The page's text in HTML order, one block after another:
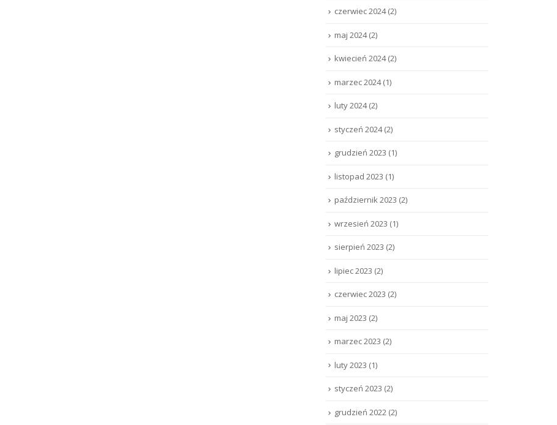
czerwiec 2024(2)
maj 2024(2)
kwiecień 2024(2)
marzec 2024(1)
luty 2024(2)
styczeń 2024(2)
grudzień 2023 (1)
listopad 2023 (1)
październik 2023 (2)
wrzesień 2023 (1)
sierpień 2023 (2)
lipiec 2023 (2)
czerwiec 2023 (2)
maj 2023 (2)
marzec 2023 (2)
luty 2023 (1)
styczeń 2023 (2)
grudzień 2022 (2)